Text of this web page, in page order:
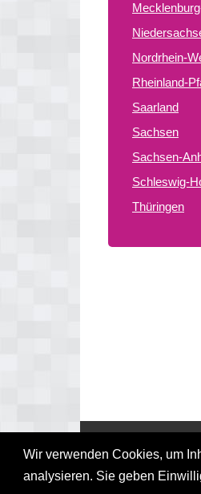
Wir verwenden Cookies, um
analysieren. Sie geben
Nordrhein-
Rheinland-
Saarland
Sachsen
Sachsen-
Schleswig-
Thüringen